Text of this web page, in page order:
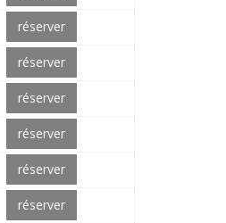
réserver
réserver
réserver
réserver
réserver
réserver